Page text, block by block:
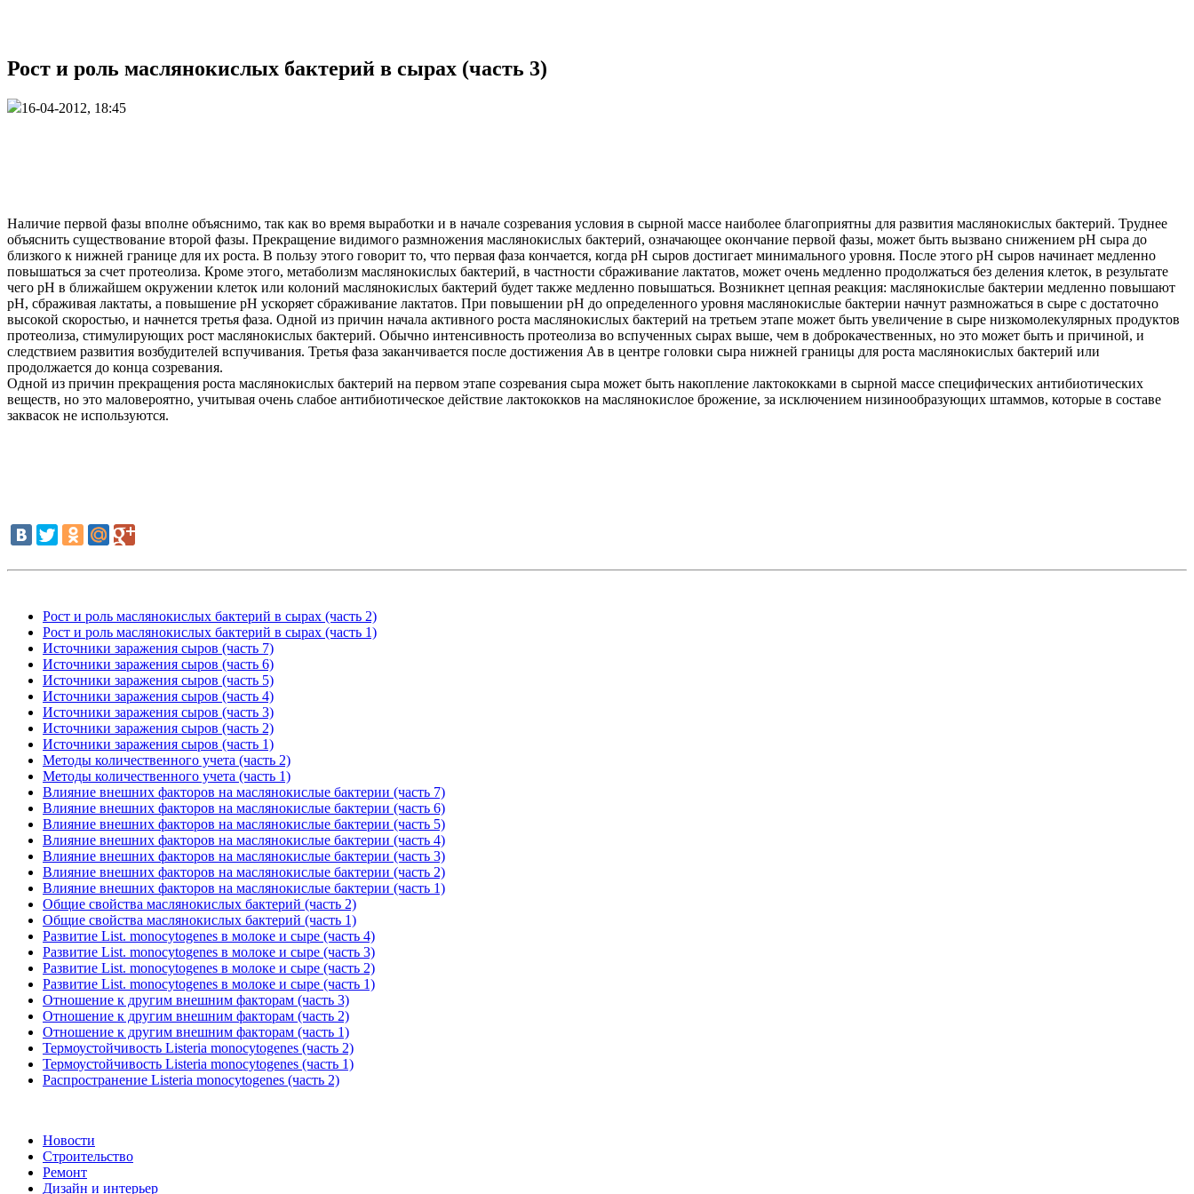
Рост и роль маслянокислых бактерий в сырах (часть 3)
16-04-2012, 18:45
Наличие первой фазы вполне объяснимо, так как во время выработки и в начале созревания условия в сырной массе наиболее благоприятны для развития маслянокислых бактерий. Труднее
объяснить существование второй фазы. Прекращение видимого размножения маслянокислых бактерий, означающее окончание первой фазы, может быть вызвано снижением pH сыра до
близкого к нижней границе для их роста. В пользу этого говорит то, что первая фаза кончается, когда pH сыров достигает минимального уровня. После этого pH сыров начинает медленно
повышаться за счет протеолиза. Кроме этого, метаболизм маслянокислых бактерий, в частности сбраживание лактатов, может очень медленно продолжаться без деления клеток, в результате
чего pH в ближайшем окружении клеток или колоний маслянокислых бактерий будет также медленно повышаться. Возникнет цепная реакция: маслянокислые бактерии медленно повышают
pH, сбраживая лактаты, а повышение pH ускоряет сбраживание лактатов. При повышении pH до определенного уровня маслянокислые бактерии начнут размножаться в сыре с достаточно
высокой скоростью, и начнется третья фаза. Одной из причин начала активного роста маслянокислых бактерий на третьем этапе может быть увеличение в сыре низкомолекулярных продуктов
протеолиза, стимулирующих рост маслянокислых бактерий. Обычно интенсивность протеолиза во вспученных сырах выше, чем в доброкачественных, но это может быть и причиной, и
следствием развития возбудителей вспучивания. Третья фаза заканчивается после достижения Aв в центре головки сыра нижней границы для роста маслянокислых бактерий или
продолжается до конца созревания.
Одной из причин прекращения роста маслянокислых бактерий на первом этапе созревания сыра может быть накопление лактококками в сырной массе специфических антибиотических
веществ, но это маловероятно, учитывая очень слабое антибиотическое действие лактококков на маслянокислое брожение, за исключением низинообразующих штаммов, которые в составе
заквасок не используются.
Рост и роль маслянокислых бактерий в сырах (часть 2)
Рост и роль маслянокислых бактерий в сырах (часть 1)
Источники заражения сыров (часть 7)
Источники заражения сыров (часть 6)
Источники заражения сыров (часть 5)
Источники заражения сыров (часть 4)
Источники заражения сыров (часть 3)
Источники заражения сыров (часть 2)
Источники заражения сыров (часть 1)
Методы количественного учета (часть 2)
Методы количественного учета (часть 1)
Влияние внешних факторов на маслянокислые бактерии (часть 7)
Влияние внешних факторов на маслянокислые бактерии (часть 6)
Влияние внешних факторов на маслянокислые бактерии (часть 5)
Влияние внешних факторов на маслянокислые бактерии (часть 4)
Влияние внешних факторов на маслянокислые бактерии (часть 3)
Влияние внешних факторов на маслянокислые бактерии (часть 2)
Влияние внешних факторов на маслянокислые бактерии (часть 1)
Общие свойства маслянокислых бактерий (часть 2)
Общие свойства маслянокислых бактерий (часть 1)
Развитие List. monocytogenes в молоке и сыре (часть 4)
Развитие List. monocytogenes в молоке и сыре (часть 3)
Развитие List. monocytogenes в молоке и сыре (часть 2)
Развитие List. monocytogenes в молоке и сыре (часть 1)
Отношение к другим внешним факторам (часть 3)
Отношение к другим внешним факторам (часть 2)
Отношение к другим внешним факторам (часть 1)
Термоустойчивость Listeria monocytogenes (часть 2)
Термоустойчивость Listeria monocytogenes (часть 1)
Распространение Listeria monocytogenes (часть 2)
Новости
Строительство
Ремонт
Дизайн и интерьер